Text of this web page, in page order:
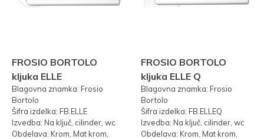
FROSIO BORTOLO
kljuka ELLE
Blagovna znamka: Frosio
Bortolo
Šifra izdelka: FB.ELLE
Izvedba: Na ključ, cilinder, wc
Obdelava: Krom, Mat krom,
FROSIO BORTOLO
kljuka ELLE Q
Blagovna znamka: Frosio
Bortolo
Šifra izdelka: FB.ELLEQ
Izvedba: Na ključ, cilinder, wc
Obdelava: Krom, Mat krom,